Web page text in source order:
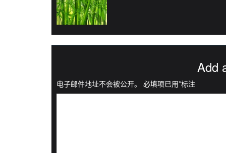
Add
电子邮件地址不会被公开。 必填项已用*标注